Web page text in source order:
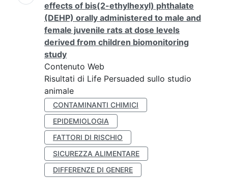
effects of bis(2-ethylhexyl) phthalate
(DEHP) orally administered to male and
female juvenile rats at dose levels
derived from children biomonitoring
study
Contenuto Web
Risultati di Life Persuaded sullo studio
animale
CONTAMINANTI CHIMICI
EPIDEMIOLOGIA
FATTORI DI RISCHIO
SICUREZZA ALIMENTARE
DIFFERENZE DI GENERE